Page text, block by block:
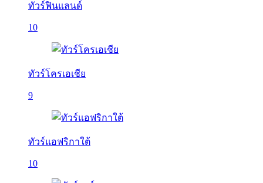
ทัวร์ฟินแลนด์
10
ทัวร์โครเอเชีย
9
ทัวร์แอฟริกาใต้
10